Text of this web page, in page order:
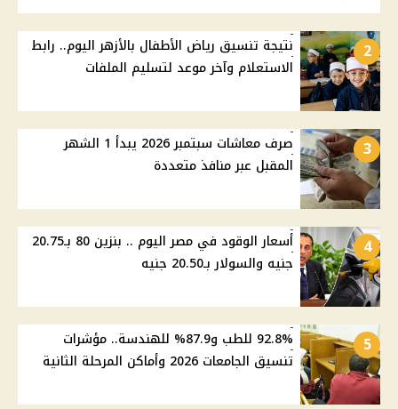
2
نتيجة تنسيق رياض الأطفال بالأزهر اليوم.. رابط
الاستعلام وآخر موعد لتسليم الملفات
3
صرف معاشات سبتمبر 2026 يبدأ 1 الشهر
المقبل عبر منافذ متعددة
4
أسعار الوقود في مصر اليوم .. بنزين 80 بـ20.75
جنيه والسولار بـ20.50 جنيه
5
92.8% للطب و87.9% للهندسة.. مؤشرات
تنسيق الجامعات 2026 وأماكن المرحلة الثانية